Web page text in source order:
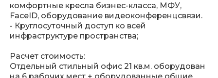
комфортные кресла бизнес-класса, МФУ,
FaceID, оборудование видеоконференцсвязи.
- Круглосуточный доступ ко всей
инфраструктуре пространства;
Расчет стоимость:
Отдельный стильный офис 21 кв.м. оборудован